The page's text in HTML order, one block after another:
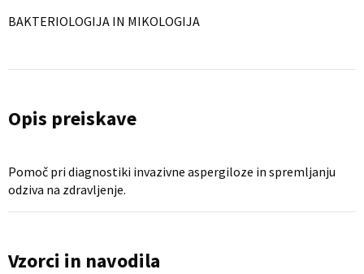
BAKTERIOLOGIJA IN MIKOLOGIJA
Opis preiskave
Pomoč pri diagnostiki invazivne aspergiloze in spremljanju
odziva na zdravljenje.
Vzorci in navodila